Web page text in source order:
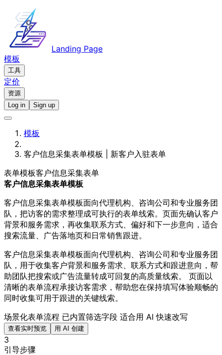
Landing Page
模板
工具
定价
资源
Log in
Sign up
模板
客户信息采集表单模板 | 新客户入驻表单
表单模板客户信息采集表单
客户信息采集表单模板
客户信息采集表单模板面向代理机构、咨询公司和专业服务团
队，把访客的需求整理成可执行的表单线索。页面先确认客户
背景和服务需求，再收集联系方式、偏好和下一步意向，适合
搜索流量、广告落地页和日常销售跟进。
客户信息采集表单模板面向代理机构、咨询公司和专业服务团
队，用于收集客户背景和服务需求、联系方式和跟进意向，帮
助团队把搜索或广告流量转成可回复的高质量线索。 页面以
清晰的表单流程承接访客需求，帮助您在保持填写体验顺畅的
同时收集可用于跟进的关键线索。
场景化表单流程 已内置筛选字段 适合用 AI 快速改写
查看实时预览 用 AI 创建
3
引导步骤